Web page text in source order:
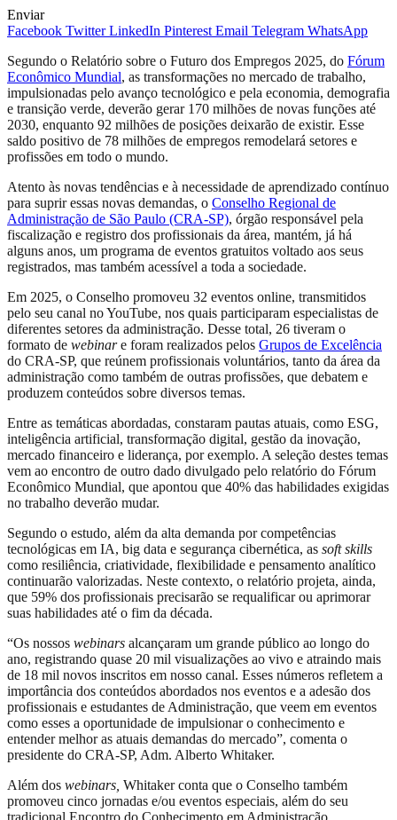
Enviar
Facebook Twitter LinkedIn Pinterest Email Telegram WhatsApp
Segundo o Relatório sobre o Futuro dos Empregos 2025, do Fórum
Econômico Mundial, as transformações no mercado de trabalho,
impulsionadas pelo avanço tecnológico e pela economia, demografia
e transição verde, deverão gerar 170 milhões de novas funções até
2030, enquanto 92 milhões de posições deixarão de existir. Esse
saldo positivo de 78 milhões de empregos remodelará setores e
profissões em todo o mundo.
Atento às novas tendências e à necessidade de aprendizado contínuo
para suprir essas novas demandas, o Conselho Regional de
Administração de São Paulo (CRA-SP), órgão responsável pela
fiscalização e registro dos profissionais da área, mantém, já há
alguns anos, um programa de eventos gratuitos voltado aos seus
registrados, mas também acessível a toda a sociedade.
Em 2025, o Conselho promoveu 32 eventos online, transmitidos
pelo seu canal no YouTube, nos quais participaram especialistas de
diferentes setores da administração. Desse total, 26 tiveram o
formato de webinare foram realizados pelos Grupos de Excelência
do CRA-SP, que reúnem profissionais voluntários, tanto da área da
administração como também de outras profissões, que debatem e
produzem conteúdos sobre diversos temas.
Entre as temáticas abordadas, constaram pautas atuais, como ESG,
inteligência artificial, transformação digital, gestão da inovação,
mercado financeiro e liderança, por exemplo. A seleção destes temas
vem ao encontro de outro dado divulgado pelo relatório do Fórum
Econômico Mundial, que apontou que 40% das habilidades exigidas
no trabalho deverão mudar.
Segundo o estudo, além da alta demanda por competências
tecnológicas em IA, big data e segurança cibernética, as soft skills
como resiliência, criatividade, flexibilidade e pensamento analítico
continuarão valorizadas. Neste contexto, o relatório projeta, ainda,
que 59% dos profissionais precisarão se requalificar ou aprimorar
suas habilidades até o fim da década.
“Os nossos webinars alcançaram um grande público ao longo do
ano, registrando quase 20 mil visualizações ao vivo e atraindo mais
de 18 mil novos inscritos em nosso canal. Esses números refletem a
importância dos conteúdos abordados nos eventos e a adesão dos
profissionais e estudantes de Administração, que veem em eventos
como esses a oportunidade de impulsionar o conhecimento e
entender melhor as atuais demandas do mercado”, comenta o
presidente do CRA-SP, Adm. Alberto Whitaker.
Além dos webinars, Whitaker conta que o Conselho também
promoveu cinco jornadas e/ou eventos especiais, além do seu
tradicional Encontro do Conhecimento em Administração